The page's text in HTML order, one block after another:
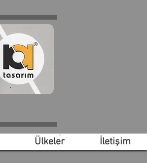
Ülkeler İletişim